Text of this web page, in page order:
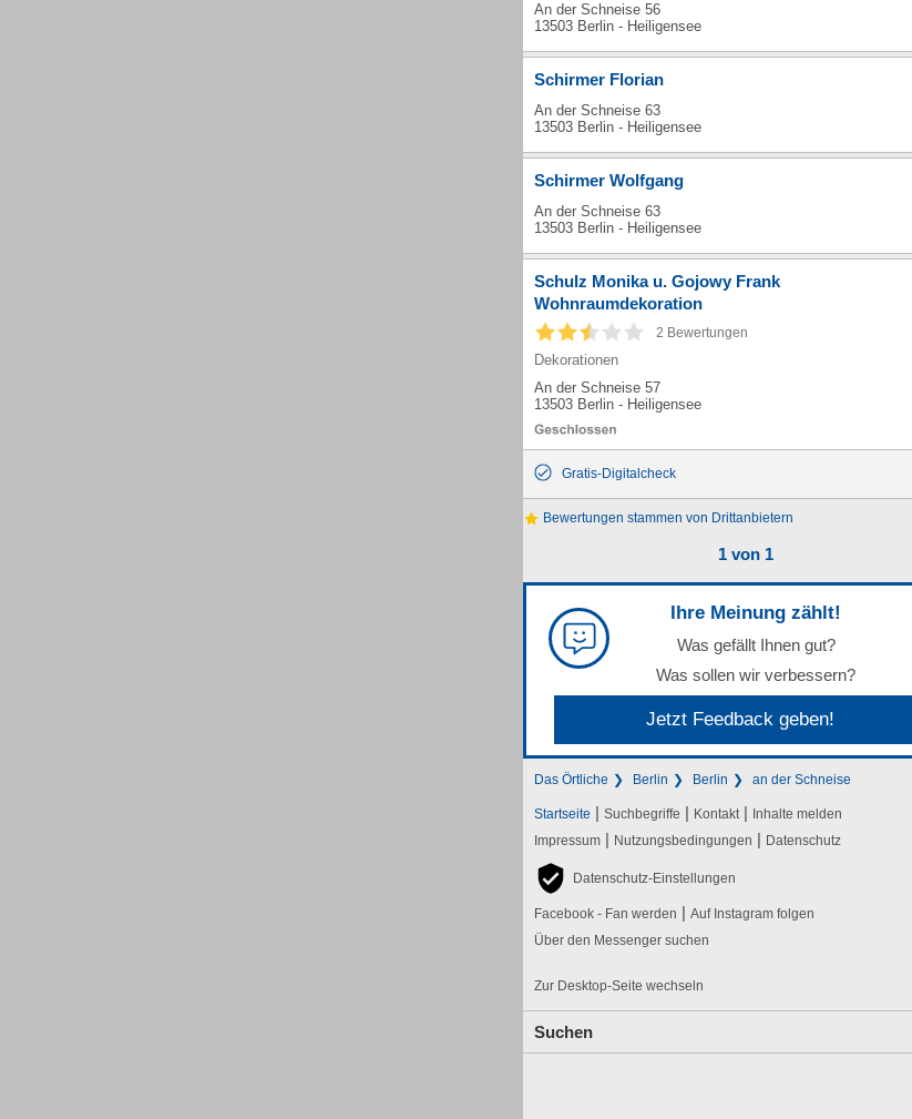
An der Schneise 56
13503 Berlin - Heiligensee
Schirmer Florian
An der Schneise 63
13503 Berlin - Heiligensee
Schirmer Wolfgang
An der Schneise 63
13503 Berlin - Heiligensee
Schulz Monika u. Gojowy Frank
Wohnraumdekoration
2 Bewertungen
Dekorationen
An der Schneise 57
13503 Berlin - Heiligensee
Gratis-Digitalcheck
Bewertungen stammen von Drittanbietern
1 von 1
Ihre Meinung zählt!
Was gefällt Ihnen gut?
Was sollen wir verbessern?
Jetzt Feedback geben!
Das Örtliche Berlin Berlin an der Schneise
Startseite | Suchbegriffe | Kontakt | Inhalte melden
Impressum | Nutzungsbedingungen | Datenschutz
Datenschutz-Einstellungen
Facebook - Fan werden | Auf Instagram folgen
Über den Messenger suchen
Zur Desktop-Seite wechseln
Suchen